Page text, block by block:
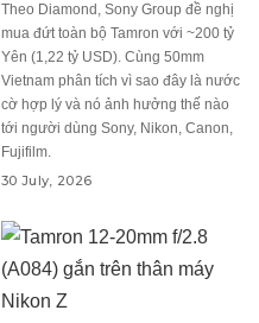
Theo Diamond, Sony Group đề nghị
mua đứt toàn bộ Tamron với ~200 tỷ
Yên (1,22 tỷ USD). Cùng 50mm
Vietnam phân tích vì sao đây là nước
cờ hợp lý và nó ảnh hưởng thế nào
tới người dùng Sony, Nikon, Canon,
Fujifilm.
30 July, 2026